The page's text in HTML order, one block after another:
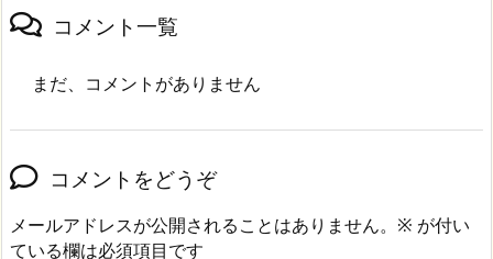
コメント一覧
まだ、コメントがありません
コメントをどうぞ
メールアドレスが公開されることはありません。 ※ が付い
ている欄は必須項目です